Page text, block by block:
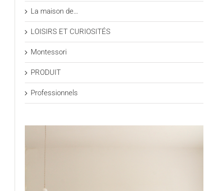
La maison de…
LOISIRS ET CURIOSITÉS
Montessori
PRODUIT
Professionnels